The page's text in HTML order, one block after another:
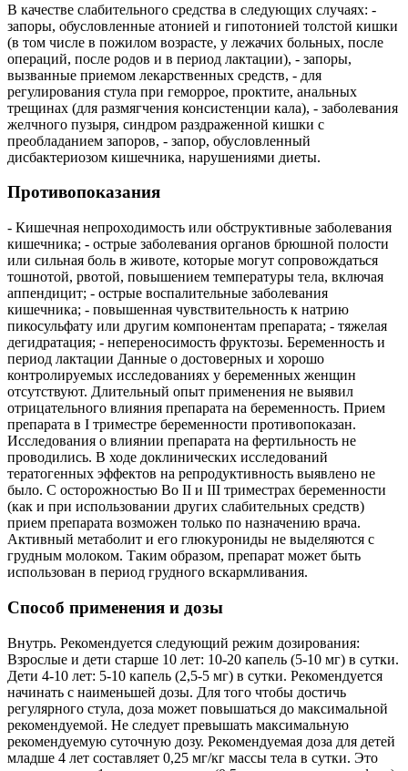
В качестве слабительного средства в следующих случаях: -
запоры, обусловленные атонией и гипотонией толстой кишки
(в том числе в пожилом возрасте, у лежачих больных, после
операций, после родов и в период лактации), - запоры,
вызванные приемом лекарственных средств, - для
регулирования стула при геморрое, проктите, анальных
трещинах (для размягчения консистенции кала), - заболевания
желчного пузыря, синдром раздраженной кишки с
преобладанием запоров, - запор, обусловленный
дисбактериозом кишечника, нарушениями диеты.
Противопоказания
- Кишечная непроходимость или обструктивные заболевания
кишечника; - острые заболевания органов брюшной полости
или сильная боль в животе, которые могут сопровождаться
тошнотой, рвотой, повышением температуры тела, включая
аппендицит; - острые воспалительные заболевания
кишечника; - повышенная чувствительность к натрию
пикосульфату или другим компонентам препарата; - тяжелая
дегидратация; - непереносимость фруктозы. Беременность и
период лактации Данные о достоверных и хорошо
контролируемых исследованиях у беременных женщин
отсутствуют. Длительный опыт применения не выявил
отрицательного влияния препарата на беременность. Прием
препарата в I триместре беременности противопоказан.
Исследования о влиянии препарата на фертильность не
проводились. В ходе доклинических исследований
тератогенных эффектов на репродуктивность выявлено не
было. С осторожностью Во II и III триместрах беременности
(как и при использовании других слабительных средств)
прием препарата возможен только по назначению врача.
Активный метаболит и его глюкурониды не выделяются с
грудным молоком. Таким образом, препарат может быть
использован в период грудного вскармливания.
Способ применения и дозы
Внутрь. Рекомендуется следующий режим дозирования:
Взрослые и дети старше 10 лет: 10-20 капель (5-10 мг) в сутки.
Дети 4-10 лет: 5-10 капель (2,5-5 мг) в сутки. Рекомендуется
начинать с наименьшей дозы. Для того чтобы достичь
регулярного стула, доза может повышаться до максимальной
рекомендуемой. Не следует превышать максимальную
рекомендуемую суточную дозу. Рекомендуемая доза для детей
младше 4 лет составляет 0,25 мг/кг массы тела в сутки. Это